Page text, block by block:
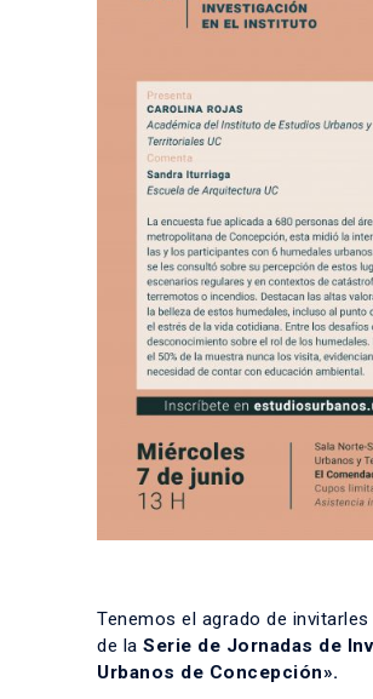
Tenemos el agrado de
de la Serie de Jornadas de
Urbanos de Concepción».